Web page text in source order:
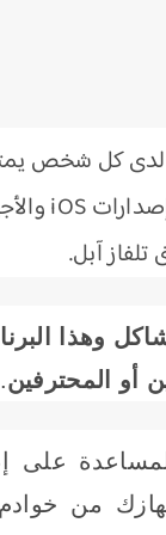
كل شخص
آبل.
وهذا
أو المحترفين.
على
من